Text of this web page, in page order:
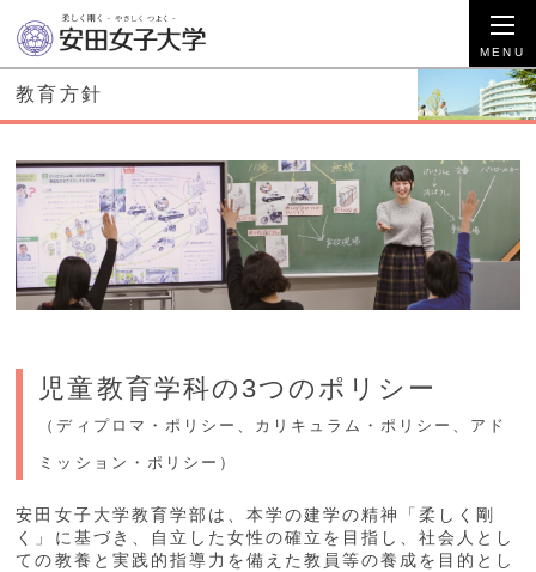
教育方針
児童教育学科の3つのポリシー
（ディプロマ・ポリシー、カリキュラム・ポリシー、アド
ミッション・ポリシー）
安田女子大学教育学部は、本学の建学の精神「柔しく剛
く」に基づき、自立した女性の確立を目指し、社会人とし
ての教養と実践的指導力を備えた教員等の養成を目的とし